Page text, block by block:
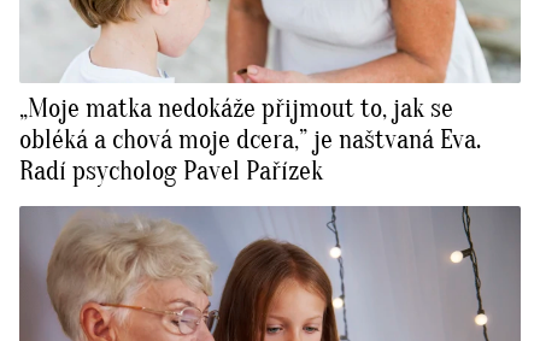
„Moje matka nedokáže přijmout to, jak se
obléká a chová moje dcera,” je naštvaná Eva.
Radí psycholog Pavel Pařízek